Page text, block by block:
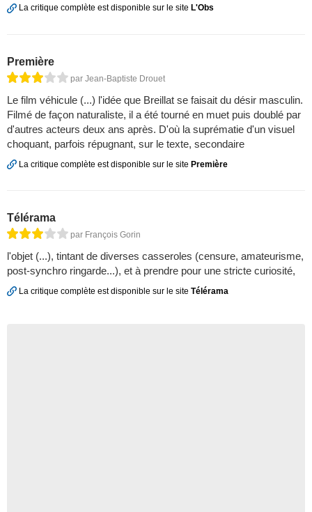
La critique complète est disponible sur le site L'Obs
Première
par Jean-Baptiste Drouet
Le film véhicule (...) l'idée que Breillat se faisait du désir masculin.
Filmé de façon naturaliste, il a été tourné en muet puis doublé par
d'autres acteurs deux ans après. D'où la suprématie d'un visuel
choquant, parfois répugnant, sur le texte, secondaire
La critique complète est disponible sur le site Première
Télérama
par François Gorin
l'objet (...), tintant de diverses casseroles (censure, amateurisme,
post-synchro ringarde...), et à prendre pour une stricte curiosité,
La critique complète est disponible sur le site Télérama